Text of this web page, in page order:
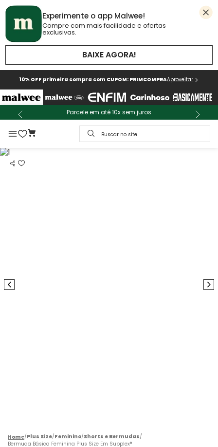
Experimente o app Malwee!
Compre com mais facilidade e ofertas
exclusivas.
BAIXE AGORA!
10% OFF primeira compra com CUPOM: PRIMCOMPRAAproveitar
Parcele em até 10x sem juros
Buscar no site
Plus Size Feminino Shorts e Bermudas
Bermuda Básica Feminina Plus Size Em Supplex®